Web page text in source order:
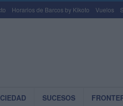
Horarios de Barcos by Kikoto Vuelos
SUCESOS